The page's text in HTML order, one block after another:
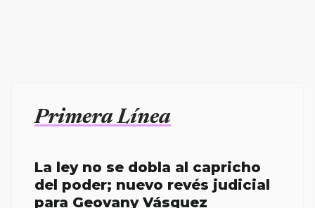
Primera Línea
La ley no se dobla al capricho
del poder; nuevo revés judicial
para Geovany Vásquez